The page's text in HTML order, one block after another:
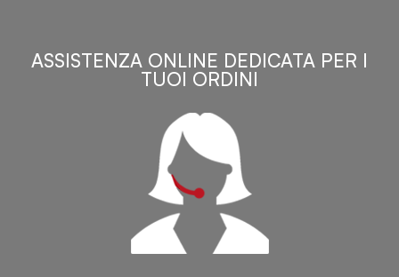
ASSISTENZA ONLINE DEDICATA PER I
TUOI ORDINI